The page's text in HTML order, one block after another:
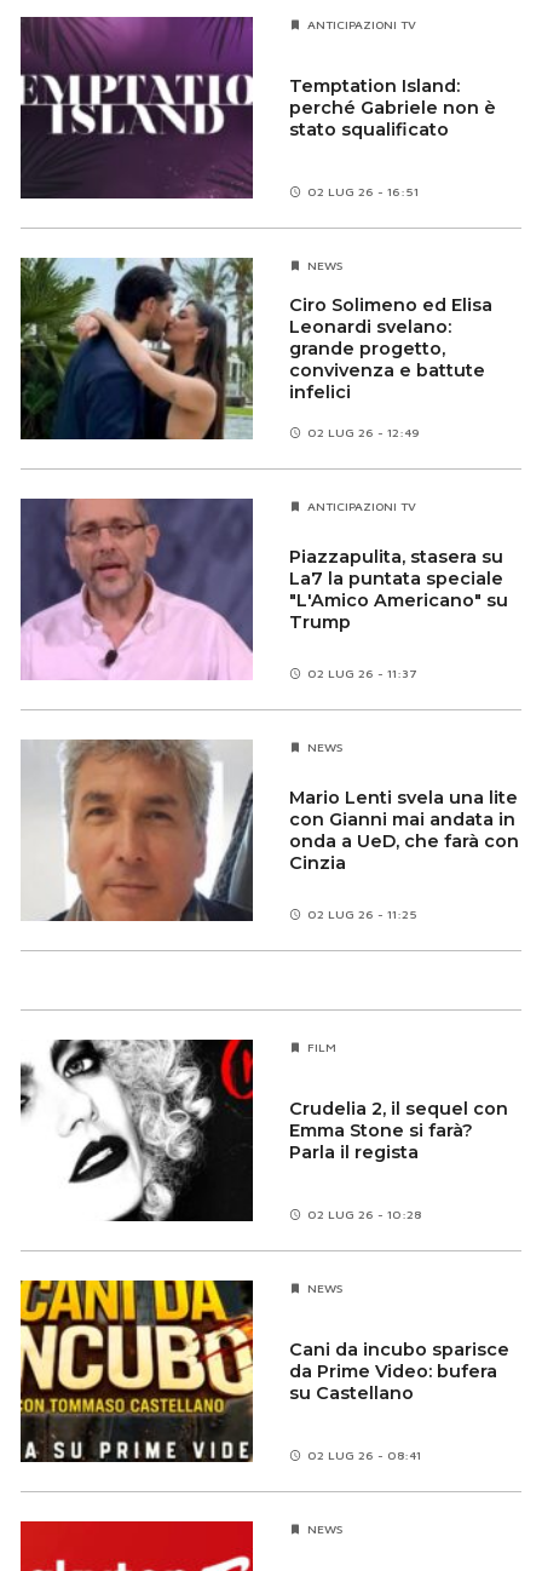
ANTICIPAZIONI TV
Temptation Island:
perché Gabriele non è
stato squalificato
02 LUG 26 - 16:51
NEWS
Ciro Solimeno ed Elisa
Leonardi svelano:
grande progetto,
convivenza e battute
infelici
02 LUG 26 - 12:49
ANTICIPAZIONI TV
Piazzapulita, stasera su
La7 la puntata speciale
"L'Amico Americano" su
Trump
02 LUG 26 - 11:37
NEWS
Mario Lenti svela una lite
con Gianni mai andata in
onda a UeD, che farà con
Cinzia
02 LUG 26 - 11:25
FILM
Crudelia 2, il sequel con
Emma Stone si farà?
Parla il regista
02 LUG 26 - 10:28
NEWS
Cani da incubo sparisce
da Prime Video: bufera
su Castellano
02 LUG 26 - 08:41
NEWS